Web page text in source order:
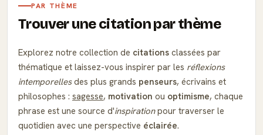
PAR THÈME
Trouver une citation par thème
Explorez notre collection de citations classées par
thématique et laissez-vous inspirer par les réflexions
intemporellesdes plus grands penseurs, écrivains et
philosophes : sagesse, motivation ou optimisme, chaque
phrase est une source d'inspirationpour traverser le
quotidien avec une perspective éclairée.